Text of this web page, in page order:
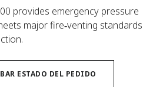
provides emergency pressure
major fire‑venting standards
ESTADO DEL PEDIDO